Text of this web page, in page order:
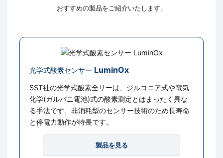
おすすめの製品をご紹介いたします。
光学式酸素センサー LuminOx
SST社の光学式酸素全サーは、ジルコニア式や電気
化学(ガルバニ電池)式の酸素測定とはまったく異な
る手法です、非消耗型のセンサー技術のため長寿命
と停電力動作が特長です。
製品を見る